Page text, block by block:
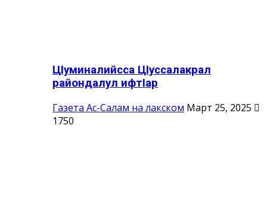
ЦIуминалийсса ЦIуссалакрал
райондалул ифтIар
Газета Ас-Салам на лакском Март 25, 2025
1750